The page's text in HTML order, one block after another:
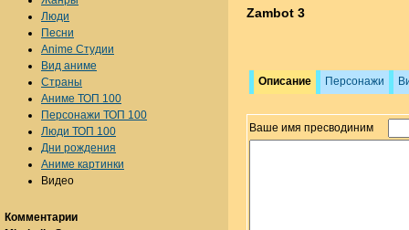
Zambot 3
Описание Персонажи
Ваше имя пресводиним
Люди
Песни
Anime Студии
Вид аниме
Страны
Аниме ТОП 100
Персонажи ТОП 100
Люди ТОП 100
Дни рождения
Аниме картинки
Видео
Комментарии